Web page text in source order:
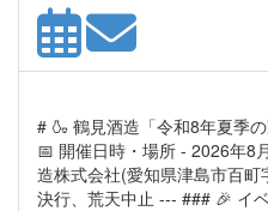
# 🍶 鶴見酒造「令和8年夏季
📅 開催日時・場所 - 2026年8
造株式会社(愛知県津島市百
決行、荒天中止 --- ### 🎉 イ